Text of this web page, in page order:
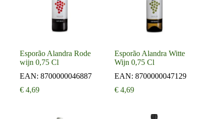
Esporão Alandra Rode
wijn 0,75 Cl
EAN: 8700000046887
€ 4,69
Esporão Alandra Witte
Wijn 0,75 Cl
EAN:8700000047129
€ 4,69